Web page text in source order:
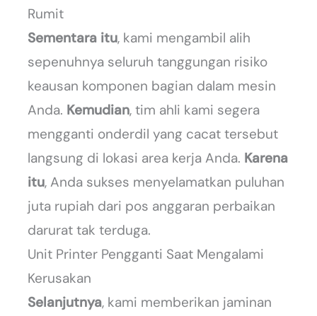
Rumit
Sementara itu, kami mengambil alih
sepenuhnya seluruh tanggungan risiko
keausan komponen bagian dalam mesin
Anda. Kemudian, tim ahli kami segera
mengganti onderdil yang cacat tersebut
langsung di lokasi area kerja Anda. Karena
itu, Anda sukses menyelamatkan puluhan
juta rupiah dari pos anggaran perbaikan
darurat tak terduga.
Unit Printer Pengganti Saat Mengalami
Kerusakan
Selanjutnya, kami memberikan jaminan